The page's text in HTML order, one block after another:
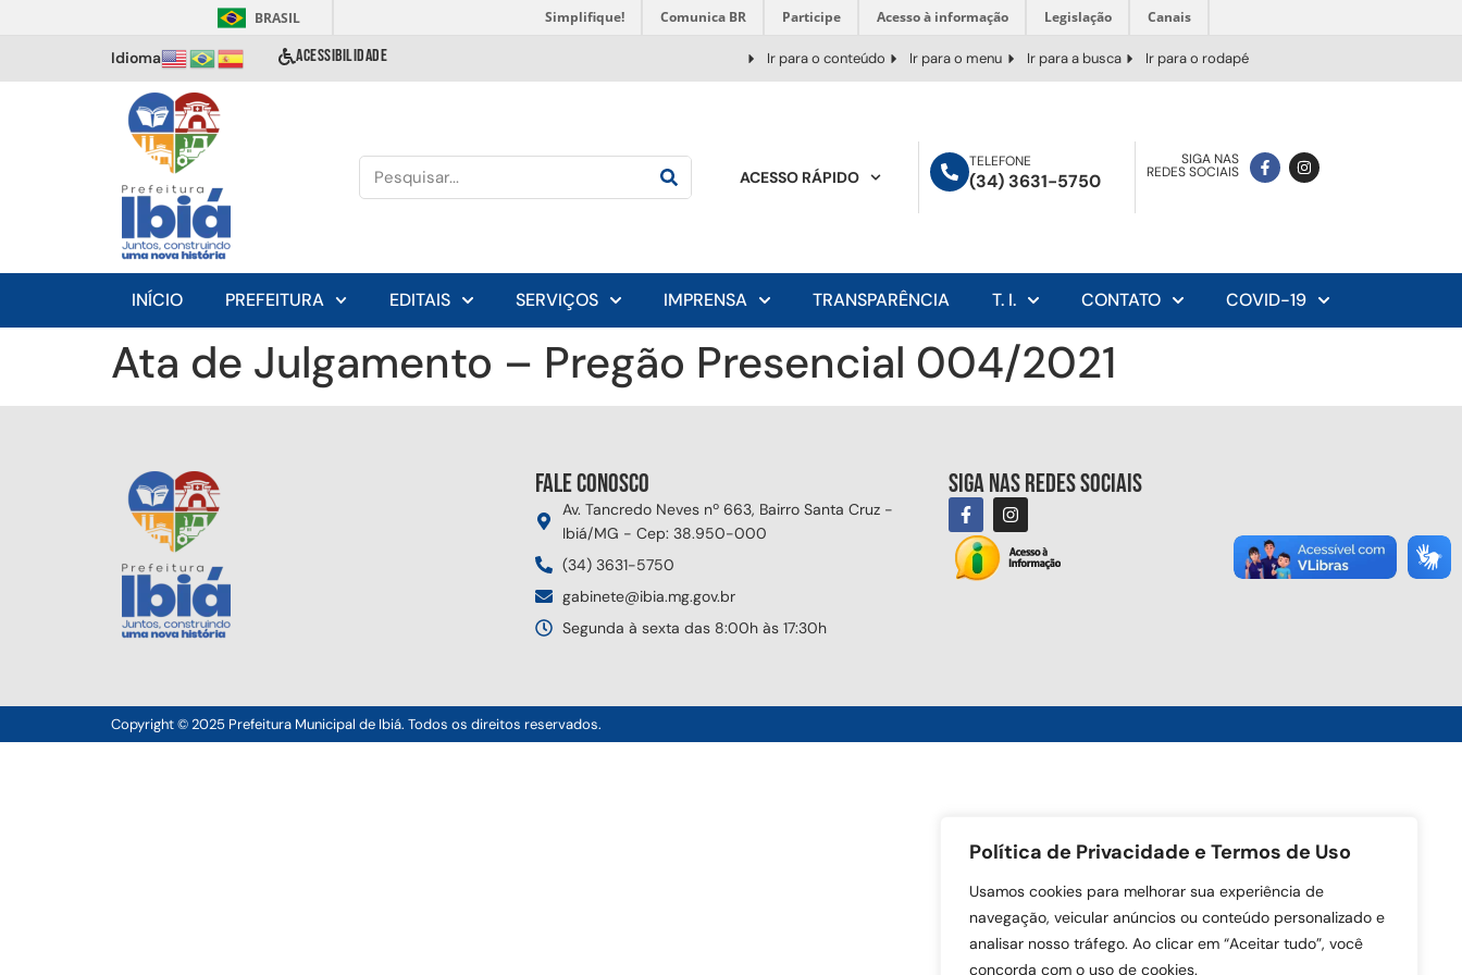
Política de Privacidade e Termos de Uso
Usamos cookies para melhorar sua experiência de
navegação, veicular anúncios ou conteúdo personalizado e
analisar nosso tráfego. Ao clicar em “Aceitar tudo”, você
concorda com o uso de cookies.
BRASIL Simplifique! Comunica BR Participe Acesso à informação Legislação Canais
Idioma ACESSIBILIDADE Ir para o conteúdo Ir para o menu Ir para a busca Ir para o rodapé
ACESSO RÁPIDO
TELEFONE
(34) 3631-5750
SIGA NAS
REDES SOCIAIS
INÍCIO PREFEITURA EDITAIS SERVIÇOS IMPRENSA TRANSPARÊNCIA T. I. CONTATO COVID-19
Ata de Julgamento – Pregão Presencial 004/2021
Fale conosco
Av. Tancredo Neves nº 663, Bairro Santa Cruz -
Ibiá/MG - Cep: 38.950-000
(34) 3631-5750
gabinete@ibia.mg.gov.br
Segunda à sexta das 8:00h às 17:30h
Siga nas redes sociais
Copyright © 2025 Prefeitura Municipal de Ibiá. Todos os direitos reservados.